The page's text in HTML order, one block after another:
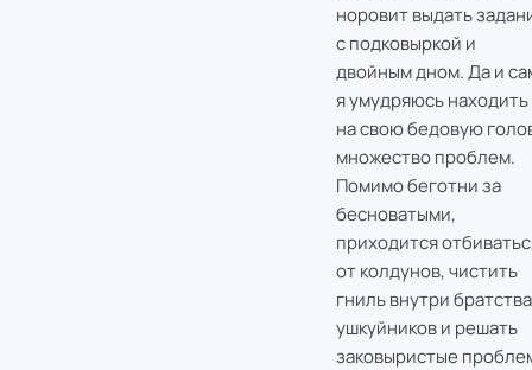
норовит выдать
с подковыркой и
двойным дном. Да и
я умудряюсь находить
на свою бедовую
множество проблем.
Помимо беготни за
бесноватыми,
приходится
от колдунов, чистить
гниль внутри братства
ушкуйников и решать
заковыристые